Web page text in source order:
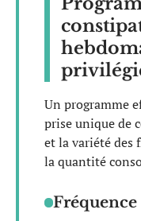
Un programme
prise unique de
et la variété des
la quantité